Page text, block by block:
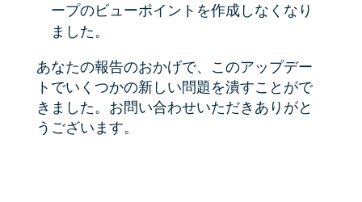
ープのビューポイントを作成しなくなり
ました。
あなたの報告のおかげで、このアップデー
トでいくつかの新しい問題を潰すことがで
きました。お問い合わせいただきありがと
うございます。